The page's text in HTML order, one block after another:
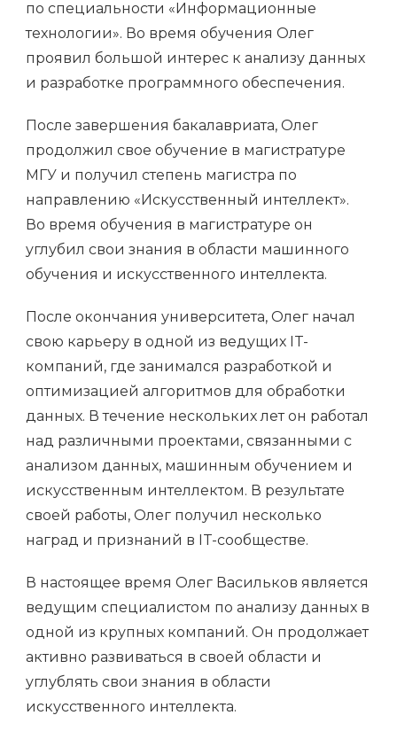
по специальности «Информационные
технологии». Во время обучения Олег
проявил большой интерес к анализу данных
и разработке программного обеспечения.
После завершения бакалавриата, Олег
продолжил свое обучение в магистратуре
МГУ и получил степень магистра по
направлению «Искусственный интеллект».
Во время обучения в магистратуре он
углубил свои знания в области машинного
обучения и искусственного интеллекта.
После окончания университета, Олег начал
свою карьеру в одной из ведущих IT-
компаний, где занимался разработкой и
оптимизацией алгоритмов для обработки
данных. В течение нескольких лет он работал
над различными проектами, связанными с
анализом данных, машинным обучением и
искусственным интеллектом. В результате
своей работы, Олег получил несколько
наград и признаний в IT-сообществе.
В настоящее время Олег Васильков является
ведущим специалистом по анализу данных в
одной из крупных компаний. Он продолжает
активно развиваться в своей области и
углублять свои знания в области
искусственного интеллекта.